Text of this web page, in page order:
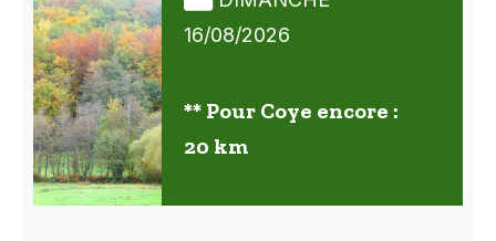
16/08/2026
** Pour Coye encore :
20 km